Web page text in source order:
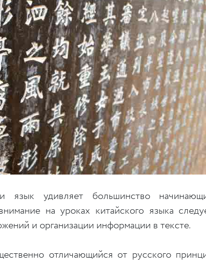
удивляет большинство
на уроках китайского языка
и организации информации в тексте.
отличающийся от русского